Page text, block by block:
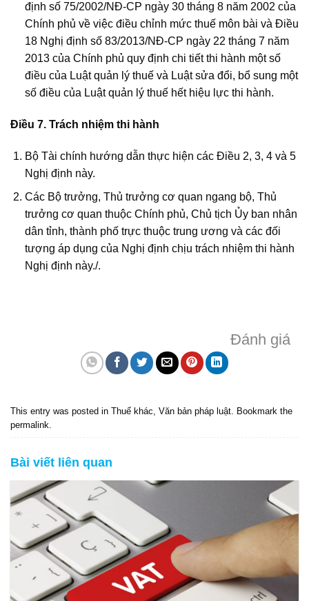
định số 75/2002/NĐ-CP ngày 30 tháng 8 năm 2002 của
Chính phủ về việc điều chỉnh mức thuế môn bài và Điều
18 Nghị định số 83/2013/NĐ-CP ngày 22 tháng 7 năm
2013 của Chính phủ quy định chi tiết thi hành một số
điều của Luật quản lý thuế và Luật sửa đổi, bổ sung một
số điều của Luật quản lý thuế hết hiệu lực thi hành.
Điều 7. Trách nhiệm thi hành
Bộ Tài chính hướng dẫn thực hiện các Điều 2, 3, 4 và 5
Nghị định này.
Các Bộ trưởng, Thủ trưởng cơ quan ngang bộ, Thủ
trưởng cơ quan thuộc Chính phủ, Chủ tịch Ủy ban nhân
dân tỉnh, thành phố trực thuộc trung ương và các đối
tượng áp dụng của Nghị định chịu trách nhiệm thi hành
Nghị định này./.
Đánh giá
This entry was posted in Thuế khác Văn bản pháp luật . Bookmark the
permalink
Bài viết liên quan